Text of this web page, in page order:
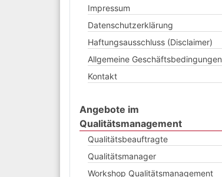
Impressum
Datenschutzerklärung
Haftungsausschluss (Disclaimer)
Allgemeine Geschäftsbedingungen
Kontakt
Angebote im
Qualitätsmanagement
Qualitätsbeauftragte
Qualitätsmanager
Workshop Qualitätsmanagement